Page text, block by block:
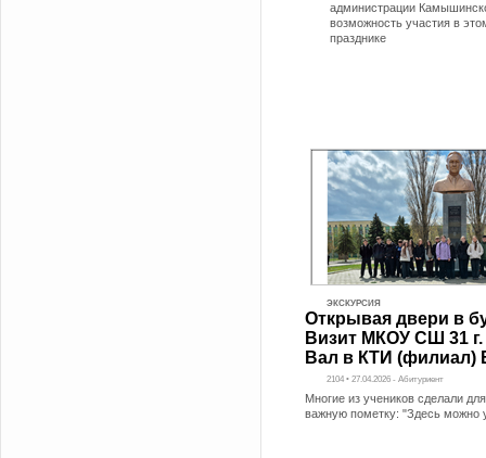
администрации
возможность участия в
празднике
ЭКСКУРСИЯ
Открывая двери в
Визит МКОУ СШ 31
Вал в КТИ (филиал)
2104 • 27.04.2026 - Абитуриент
Многие из учеников сделали
важную пометку: "Здесь можно